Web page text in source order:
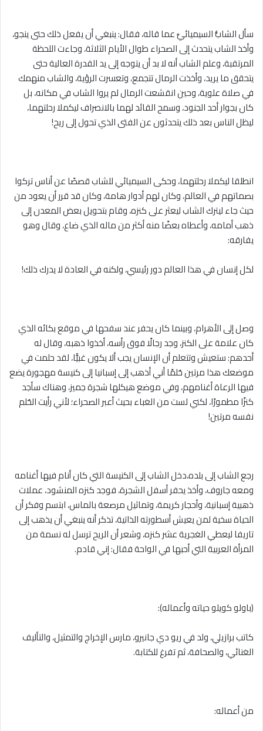
سأل الشابُّ السيميائيَّ عما قاله، فقال: ينبغي أن يفعل ذلك حتى ينجو،
وأخذ الشاب يتحدث إلى الصحراء طوال الأيام الثلاثة، وجاءت اللحظة
المرتقبة، وعلم الشاب أنه لا بد أن يتوجه إلى يد القدرة العالية حتى
يتحقق ما يريد، وأخذت الرمال تتجمع، وتعسرت الرؤية، والشاب منهمك
في صلاة علوية، وحين انقشعت الرمال لم يروا الشاب في مكانه، بل
كان بجوار أحد الجنود، وسمح القائد لهما بالانصراف ليكملا رحلتهما،
ليظل الناس بعد ذلك يتحدثون عن الفتى الذي تحول إلى ريح!
انطلقا ليكملا رحلتهما، وحكى السيميائي للشاب قصصًا عن أناس تركوا
بصماتهم في العالم، وكان لهم أدوار هامة، وكان قد قرر أن يعود من
حيث جاء ليترك الشاب ليعثر على كنزه، وقام بتحويل بعض المعدن إلى
ذهب أمامه، وأعطاه بعضًا منه أكثر من ماله الذي ضاع، وقال وهو
يفارقه:
لكل إنسان في هذا العالم دور رئيسي، ولكنه في العادة لا يدرك ذلك!
وصل إلى الأهرام، وبينما كان يحفر عند سفحها في موقع بكائه الذي
كان علامة على الكنز، وجد رجالًا فوق رأسه، أخذوا ذهبه، وقال له
أحدهم: ستعيش وتتعلم أن الإنسان يجب ألا يكون غبيًّا، لقد حلمت في
موضعك هذا مرتين حُلمًا أني أذهب إلى إسبانيا إلى كنيسة مهجورة يضع
فيها الرعاة أغنامهم، وفي موضع هيكلها شجرة جميز، وهناك سأجد
كنزًا مطمورًا، لكني لست من الغباء بحيث أعبر الصحراء؛ لأني رأيت الحُلم
نفسه مرتين!
رجع الشاب إلى بلده،دخل الشاب إلى الكنيسة التي كان أنام فيها أغنامه
ومعه جاروف، وأخذ يحفر أسفل الشجرة، فوجد كنزه المنشود، عملات
ذهبية إسبانية، وأحجار كريمة، وتماثيل مرصعة بالماس، ابتسم وفكر أن
الحياة سخية لمن يعيش أسطورته الذاتية، تذكر أنه ينبغي أن يذهب إلى
تاريفا ليعطي الغجرية عشر كنزه، وشعر أن الريح ترسل له نسمة من
المرأة العربية التي أحبها في الواحة فقال: إني قادم.
(باولو كويلو حياته وأعماله):
كاتب برازيلي، ولد في ريو دي جانيرو، مارس الإخراج والتمثيل، والتأليف
الغنائي، والصحافة، ثم تفرغ للكتابة.
من أعماله: